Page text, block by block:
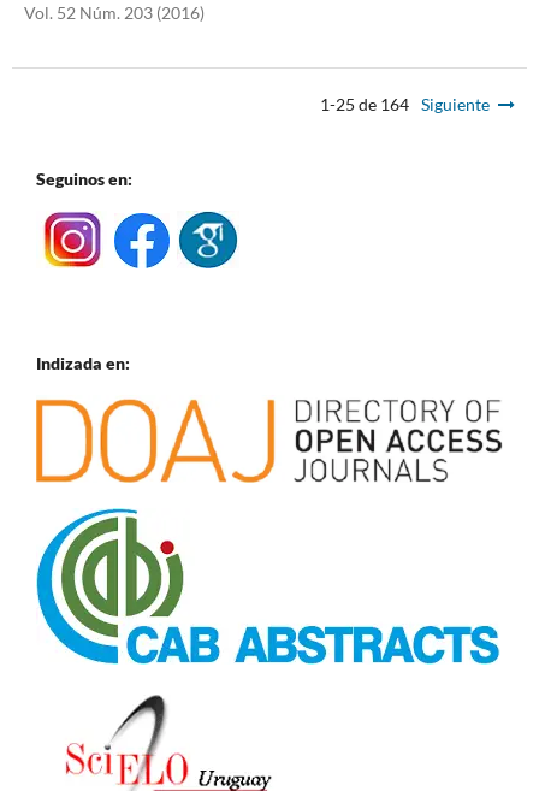
Vol. 52 Núm. 203 (2016)
1-25 de 164 Siguiente
Seguinos en:
Indizada en: